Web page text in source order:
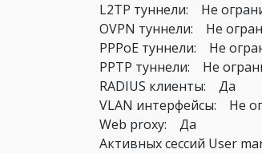
L2TP туннели: Не
OVPN туннели: Не
PPPoE туннели: Не
PPTP туннели: Не
RADIUS клиенты: Да
VLAN интерфейсы: Не
Web proxy: Да
Активных сессий User